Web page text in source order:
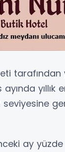
tarafından
yıllık
seviyesine
ay